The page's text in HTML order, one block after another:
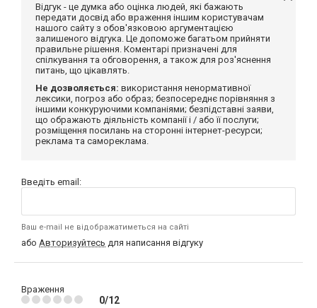
Відгук - це думка або оцінка людей, які бажають
передати досвід або враження іншим користувачам
нашого сайту з обов'язковою аргументацією
залишеного відгука. Це допоможе багатьом прийняти
правильне рішення. Коментарі призначені для
спілкування та обговорення, а також для роз'яснення
питань, що цікавлять.
Не дозволяється: використання ненормативної
лексики, погроз або образ; безпосереднє порівняння з
іншими конкуруючими компаніями; безпідставні заяви,
що ображають діяльність компанії і / або її послуги;
розміщення посилань на сторонні інтернет-ресурси;
реклама та самореклама.
Введіть email:
Ваш e-mail не відображатиметься на сайті
або Авторизуйтесь для написання відгуку
Враження
0/12